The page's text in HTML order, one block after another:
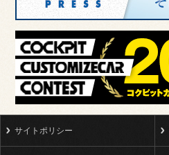
サイトポリシー